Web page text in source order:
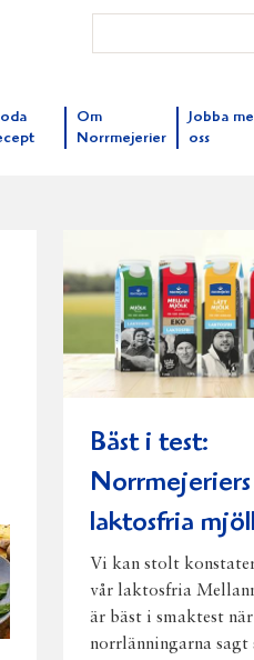
Om
Norrmejerier
Jobba
oss
Bäst i test:
Norrmejeriers
laktosfria
Vi kan stolt
vår laktosfria
är bäst i smaktest när
norrlänningarna sagt